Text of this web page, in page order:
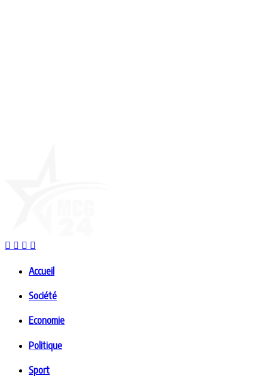
Accueil
Société
Economie
Politique
Sport